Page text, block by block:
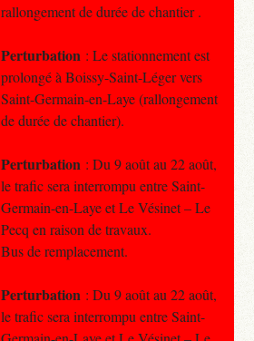
rallongement de durée de chantier .
Perturbation : Le stationnement est
prolongé à Boissy-Saint-Léger vers
Saint-Germain-en-Laye (rallongement
de durée de chantier).
Perturbation : Du 9 août au 22 août,
le trafic sera interrompu entre Saint-
Germain-en-Laye et Le Vésinet – Le
Pecq en raison de travaux.
Bus de remplacement.
Perturbation : Du 9 août au 22 août,
le trafic sera interrompu entre Saint-